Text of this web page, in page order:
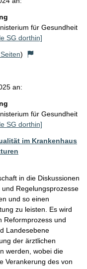
für Gesundheit
SG dorthin]
)
an:
für Gesundheit
SG dorthin]
im Krankenhaus
in die Diskussionen
Regelungsprozesse
und so einen
zu leisten. Es wird
Reformprozess und
Landesebene
der ärztlichen
werden, wobei die
Verankerung des von